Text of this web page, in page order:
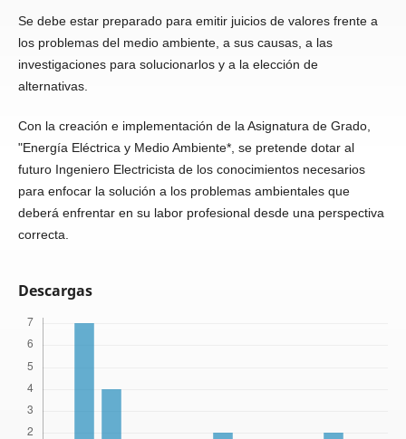
Se debe estar preparado para emitir juicios de valores frente a
los problemas del medio ambiente, a sus causas, a las
investigaciones para solucionarlos y a la elección de
alternativas.
Con la creación e implementación de la Asignatura de Grado,
"Energía Eléctrica y Medio Ambiente*, se pretende dotar al
futuro Ingeniero Electricista de los conocimientos necesarios
para enfocar la solución a los problemas ambientales que
deberá enfrentar en su labor profesional desde una perspectiva
correcta.
Descargas